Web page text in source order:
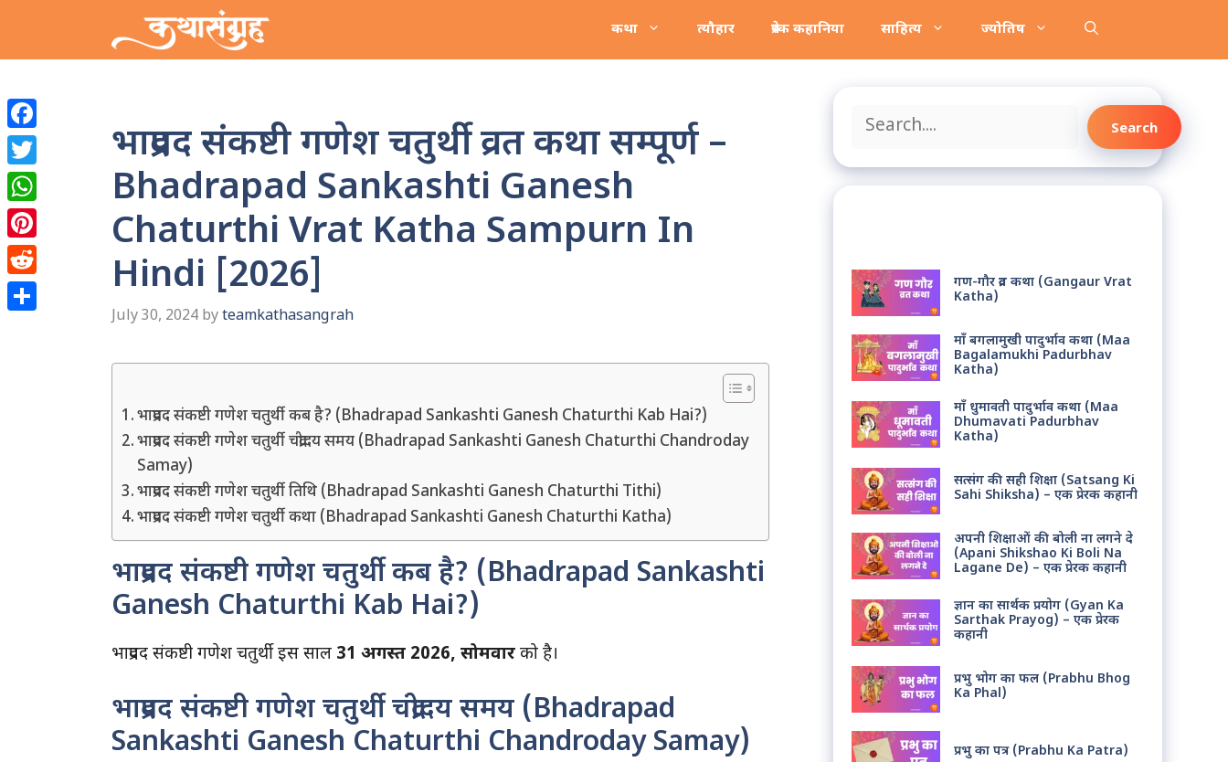
content
कथा त्यौहार प्रेरक कहानिया साहित्य ज्योतिष
भाद्रपद संकष्टी गणेश चतुर्थी व्रत कथा सम्पूर्ण –
Bhadrapad Sankashti Ganesh
Chaturthi Vrat Katha Sampurn In
Hindi [2026]
July 30, 2024 byteamkathasangrah
भाद्रपद संकष्टी गणेश चतुर्थी कब है? (Bhadrapad Sankashti Ganesh Chaturthi Kab Hai?)
भाद्रपद संकष्टी गणेश चतुर्थी चंद्रोदय समय (Bhadrapad Sankashti Ganesh Chaturthi Chandroday
Samay)
भाद्रपद संकष्टी गणेश चतुर्थी तिथि (Bhadrapad Sankashti Ganesh Chaturthi Tithi)
भाद्रपद संकष्टी गणेश चतुर्थी कथा (Bhadrapad Sankashti Ganesh Chaturthi Katha)
भाद्रपद संकष्टी गणेश चतुर्थी कब है? (Bhadrapad Sankashti
Ganesh Chaturthi Kab Hai?)
भाद्रपद संकष्टी गणेश चतुर्थी इस साल 31 अगस्त 2026, सोमवार को है।
भाद्रपद संकष्टी गणेश चतुर्थी चंद्रोदय समय (Bhadrapad
Sankashti Ganesh Chaturthi Chandroday Samay)
Search Search
गण-गौर व्रत कथा (Gangaur Vrat
Katha)
माँ बगलामुखी पादुर्भाव कथा (Maa
Bagalamukhi Padurbhav
Katha)
माँ धुमावती पादुर्भाव कथा (Maa
Dhumavati Padurbhav
Katha)
सत्संग की सही शिक्षा (Satsang Ki
Sahi Shiksha) – एक प्रेरक कहानी
अपनी शिक्षाओं की बोली ना लगने दे
(Apani Shikshao Ki Boli Na
Lagane De) – एक प्रेरक कहानी
ज्ञान का सार्थक प्रयोग (Gyan Ka
Sarthak Prayog) – एक प्रेरक
कहानी
प्रभु भोग का फल (Prabhu Bhog
Ka Phal)
प्रभु का पत्र (Prabhu Ka Patra)
Facebook
Twitter
WhatsApp
Pinterest
Reddit